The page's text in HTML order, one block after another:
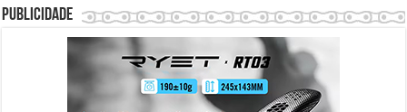
Publicidade